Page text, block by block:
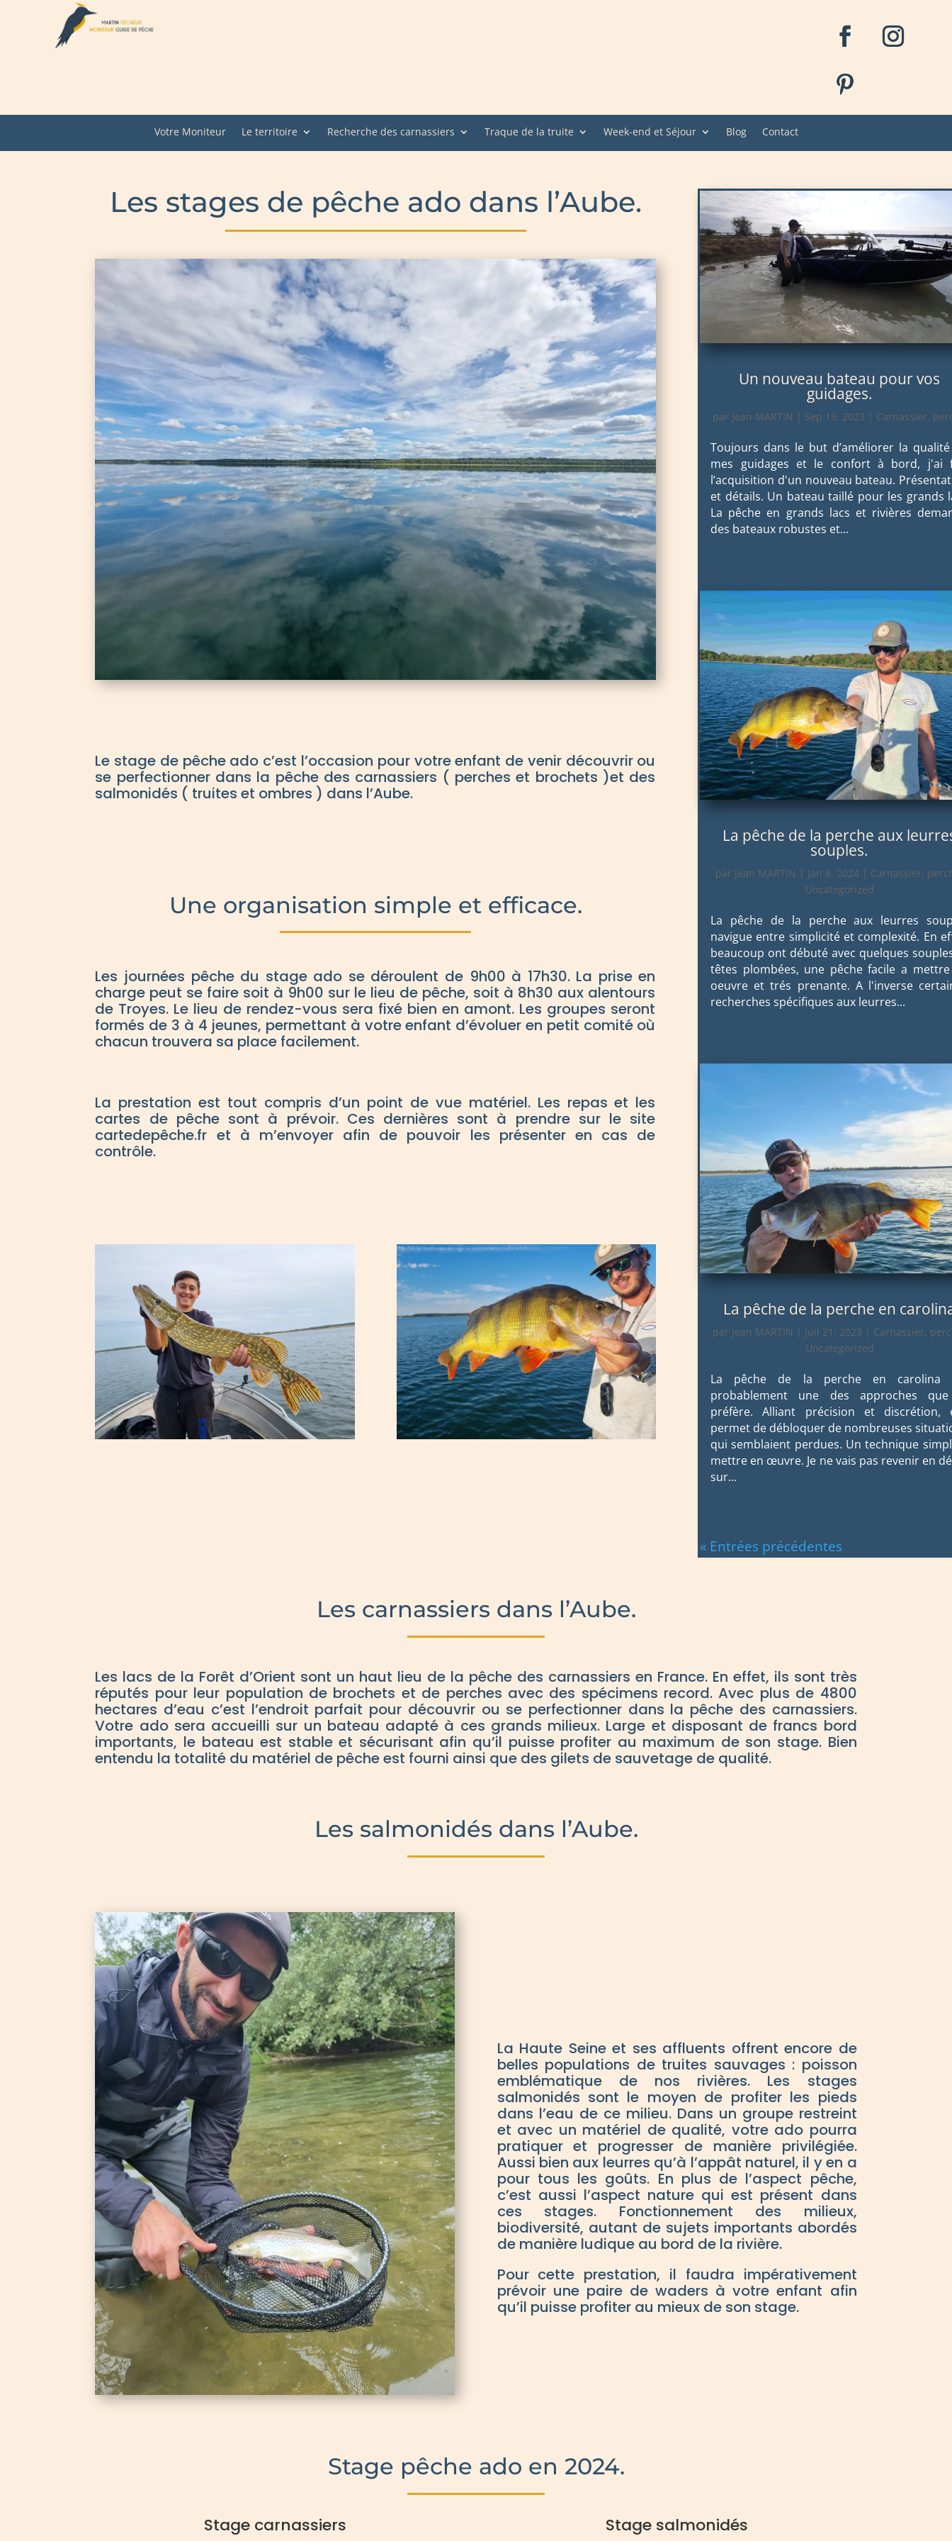
Votre Moniteur Le territoire Recherche des carnassiers Traque de la truite Week-end et Séjour Blog Contact
Les stages de pêche ado dans l’Aube.
Le stage de pêche ado c’est l’occasion pour votre enfant de venir découvrir ou
se perfectionner dans la pêche des carnassiers ( perches et brochets )et des
salmonidés ( truites et ombres ) dans l’Aube.
Une organisation simple et efficace.
Les journées pêche du stage ado se déroulent de 9h00 à 17h30. La prise en
charge peut se faire soit à 9h00 sur le lieu de pêche, soit à 8h30 aux alentours
de Troyes. Le lieu de rendez-vous sera fixé bien en amont. Les groupes seront
formés de 3 à 4 jeunes, permettant à votre enfant d’évoluer en petit comité où
chacun trouvera sa place facilement.
La prestation est tout compris d’un point de vue matériel. Les repas et les
cartes de pêche sont à prévoir. Ces dernières sont à prendre sur le site
cartedepêche.fr et à m’envoyer afin de pouvoir les présenter en cas de
contrôle.
Un nouveau bateau pour vos
guidages.
par Jean MARTIN | Sep 19, 2023 | Carnassier,
Toujours dans le but d’améliorer la
mes guidages et le confort à bord, j'ai
l’acquisition d'un nouveau bateau.
et détails. Un bateau taillé pour les grands
La pêche en grands lacs et rivières
des bateaux robustes et...
La pêche de la perche aux
souples.
par Jean MARTIN | Jan 8, 2024 | Carnassier,
Uncategorized
La pêche de la perche aux leurres
navigue entre simplicité et complexité. En
beaucoup ont débuté avec quelques
têtes plombées, une pêche facile a
oeuvre et trés prenante. A l'inverse
recherches spécifiques aux leurres...
La pêche de la perche en
par Jean MARTIN | Juil 21, 2023 | Carnassier,
Uncategorized
La pêche de la perche en carolina
probablement une des approches
préfère. Alliant précision et discrétion,
permet de débloquer de nombreuses
qui semblaient perdues. Un technique
mettre en œuvre. Je ne vais pas revenir en
sur...
« Entrées précédentes
Les carnassiers dans l’Aube.
Les lacs de la Forêt d’Orient sont un haut lieu de la pêche des carnassiers en France. En effet, ils sont très
réputés pour leur population de brochets et de perches avec des spécimens record. Avec plus de 4800
hectares d’eau c’est l’endroit parfait pour découvrir ou se perfectionner dans la pêche des carnassiers.
Votre ado sera accueilli sur un bateau adapté à ces grands milieux. Large et disposant de francs bord
importants, le bateau est stable et sécurisant afin qu’il puisse profiter au maximum de son stage. Bien
entendu la totalité du matériel de pêche est fourni ainsi que des gilets de sauvetage de qualité.
Les salmonidés dans l’Aube.
La Haute Seine et ses affluents offrent encore de
belles populations de truites sauvages : poisson
emblématique de nos rivières. Les stages
salmonidés sont le moyen de profiter les pieds
dans l’eau de ce milieu. Dans un groupe restreint
et avec un matériel de qualité, votre ado pourra
pratiquer et progresser de manière privilégiée.
Aussi bien aux leurres qu’à l’appât naturel, il y en a
pour tous les goûts. En plus de l’aspect pêche,
c’est aussi l’aspect nature qui est présent dans
ces stages. Fonctionnement des milieux,
biodiversité, autant de sujets importants abordés
de manière ludique au bord de la rivière.
Pour cette prestation, il faudra impérativement
prévoir une paire de waders à votre enfant afin
qu’il puisse profiter au mieux de son stage.
Stage pêche ado en 2024.
Stage carnassiers Stage salmonidés